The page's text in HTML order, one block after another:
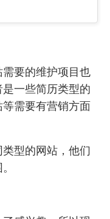
要的维护项目也
一些简历类型的
需要有营销方面
型的网站，他们